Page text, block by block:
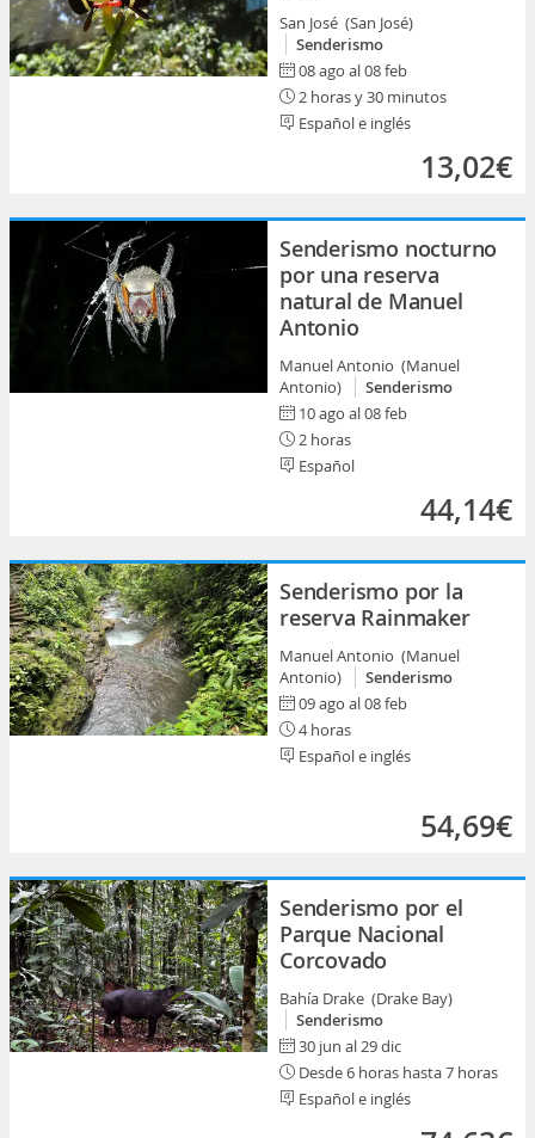
San José (San José)
Senderismo
08 ago al 08 feb
2 horas y 30 minutos
Español e inglés
13,02€
Senderismo nocturno
por una reserva
natural de Manuel
Antonio
Manuel Antonio (Manuel
Antonio)
Senderismo
10 ago al 08 feb
2 horas
Español
44,14€
Senderismo por la
reserva Rainmaker
Manuel Antonio (Manuel
Antonio)
Senderismo
09 ago al 08 feb
4 horas
Español e inglés
54,69€
Senderismo por el
Parque Nacional
Corcovado
Bahía Drake (Drake Bay)
Senderismo
30 jun al 29 dic
Desde 6 horas hasta 7 horas
Español e inglés